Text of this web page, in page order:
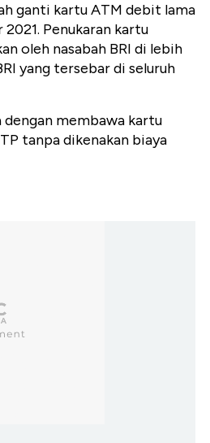
ganti kartu ATM debit lama
Penukaran kartu
oleh nasabah BRI di lebih
yang tersebar di seluruh
dengan membawa kartu
tanpa dikenakan biaya